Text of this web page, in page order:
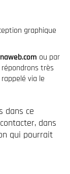
graphique
ou par
très
via le
dans ce
dans
qui pourrait